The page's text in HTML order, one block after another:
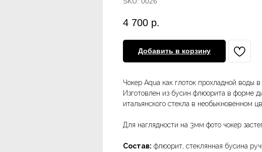
4 700 р.
Добавить в корзину
Чокер Aqua как глоток прохладной воды
Изготовлен из бусин флюорита в форме
итальянского стекла в необыкновенном
Для наглядности на 3мм фото чокер
Состав: флюорит, стеклянная бусина